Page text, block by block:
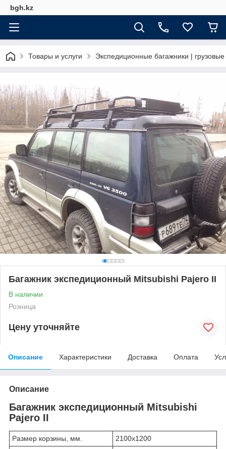
bgh.kz
Товары и услуги Экспедиционные багажники |
Багажник экспедиционный Mitsubishi Pajero II
В наличии
Розница
Цену уточняйте
Описание Характеристики Доставка Оплата
Описание
Багажник экспедиционный Mitsubishi
Pajero II
Размер корзины, мм.
2100х1200